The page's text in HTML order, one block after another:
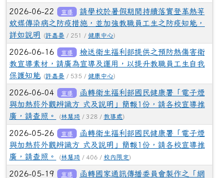
2026-06-22 宣導
請學校於暑假期間持續落實登革熱等
蚊媒傳染病之防疫措施，並加強教職員工生之防疫知能，
詳如說明
(許嘉晏 / 251 / 健康中心)
2026-06-16 宣導
檢送衛生福利部提供之預防熱傷害衛
教宣導素材，請廣為宣導及運用，以提升教職員工生自我
保護知能 (許嘉晏 / 535 / 健康中心)
2026-06-04 宣導
函轉衛生福利部國民健康署「電子煙
與加熱菸外觀辨識方 式及說明」簡報1份，請各校宣導推
廣，請查照。
(林慧琦 / 328 / 教導處)
2026-05-26 宣導
函轉衛生福利部國民健康署「電子煙
與加熱菸外觀辨識方 式及說明」簡報1份，請各校宣導推
廣，請查照。
(林慧琦 / 406 / 校內限定)
2026-05-19 宣導
函轉國家通訊傳播委員會製作之「網